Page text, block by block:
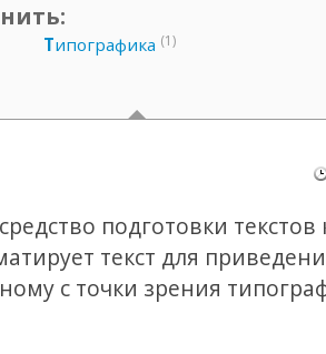
Типографика (1)
подготовки текстов
текст для
с точки зрения